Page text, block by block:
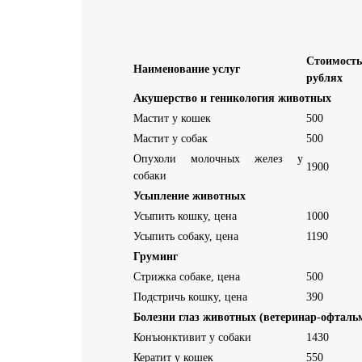
Наименование услуг
рублях
Акушерство и геникология животных
Мастит у кошек
500
Мастит у собак
500
Опухоли молочных желез у
собаки
1900
Усыпление животных
Усыпить кошку, цена
1000
Усыпить собаку, цена
1190
Груминг
Стрижка собаке, цена
500
Подстричь кошку, цена
390
Болезни глаз животных (ветеринар-
Конъюнктивит у собаки
1430
Кератит у кошек
550